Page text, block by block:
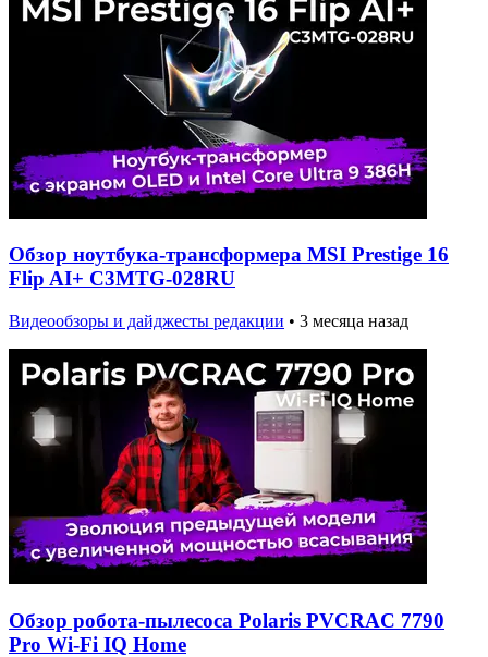
Обзор ноутбука-трансформера MSI Prestige 16
Flip AI+ C3MTG-028RU
Видеообзоры и дайджесты редакции • 3 месяца назад
Обзор робота-пылесоса Polaris PVCRAC 7790
Pro Wi-Fi IQ Home